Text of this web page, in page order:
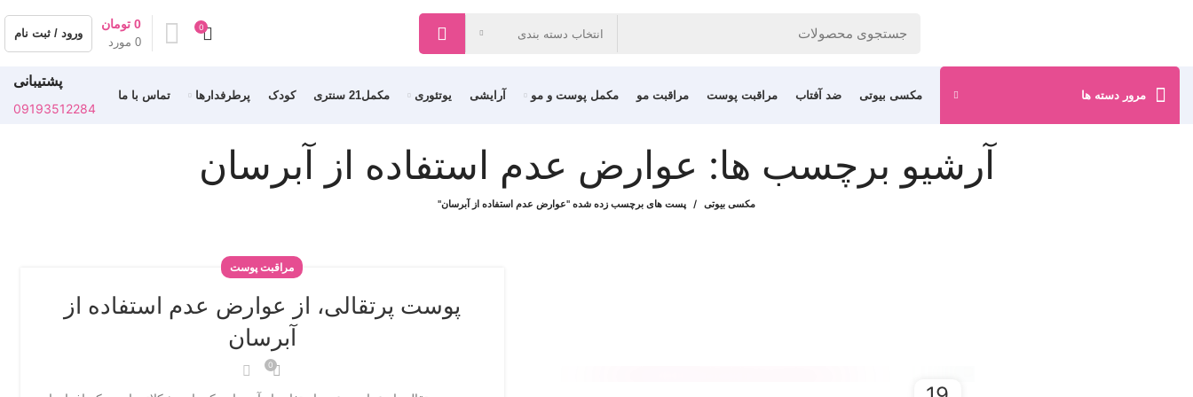
انتخاب دسته بندی 0
0 مورد
0 تومان
ورود / ثبت نام
مرور دسته ها مکسی بیوتی ضد آفتاب مراقبت پوست مراقبت مو مکمل پوست و مو آرایشی یوتئوری مکمل21 سنتری کودک پرطرفدارها تماس با ما
پشتیبانی
09193512284
آرشیو برچسب ها: عوارض عدم استفاده از آبرسان
مکسی بیوتی پست های برچسب زده شده "عوارض عدم استفاده از آبرسان"
مراقبت پوست
پوست پرتقالی، از عوارض عدم استفاده از
آبرسان
0